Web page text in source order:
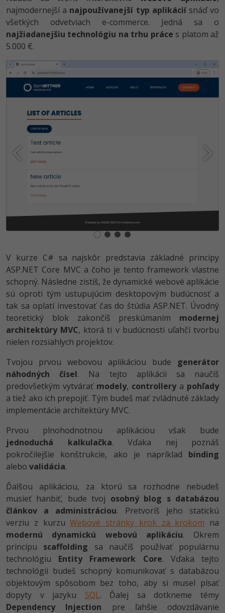
Umelá inteligencia
Pre deti
Fórum
Testovanie softvéru
Marketing
-30%
UX
Copywriting -30%
MS Office -80%
Google Dokumenty
Time management
Fórum
Linux a UNIX
Siete
Kybernetická bezpečnost
Elektronický podpis
Kurzy dizajnu
HTML/CSS
Photoshop
Adobe Lightroom -30%
-15%
Adobe InDesign -25%
Adobe After Effects
Blender -80%
Inkscape
Fotografovanie
Video
Ostatné
Fórum
Príbehy absolventov
najmodernejší a najpoužívanejší typ aplikáciísnáď vo
všetkých odvetviach e-commerce. Jedná sa o
najžiadanejšiu technológiu na trhu práce s platom až
5.000 €.
V kurze C# sa najskôr predstavia základné princípy
ASP.NET Core MVC a čoho je tento framework vlastne
schopný. Následne zistíš, že dynamické webové aplikácie
sú oproti tým ustupujúcim desktopovým budúcnosť a
tak sa oplatí investovať čas do štúdia ASP.NET. Úvodný
teoretický blok zakončíš preskúmaním modernej
architektúry MVC, ktorá ti v budúcnosti uľahčí tvorbu
nielen rozsiahlych projektov.
Tvojou prvou webovou aplikáciou bude generátor
náhodných čísel. Na tejto aplikácii sa naučíš
predovšetkým vytvárať modely, controllerya pohľady
a tiež ako ich prepojiť. Tým budeš mať zvládnuté základy
implementácie architektúry MVC.
Prvou plnohodnotnou aplikáciou však bude
jednoduchá kalkulačka. Vďaka nej poznáš
pokročilejšie konštrukcie, ako je napríklad binding
alebo validácia.
Ďalšou aplikáciou, za ktorú sa rozhodne nebudeš
musieť hanbiť, bude tvoj osobný blog s databázou
článkov a administráciou. Pretvoríš jeho statickú
verziu z kurzuWebové stránky krok za krokom na
modernú dynamickú webovú aplikáciu. Okrem
princípu scaffolding sa naučíš používať populárnu
technológiu Entity Framework Core. Vďaka tejto
technológii budeš schopný komunikovať s databázou
objektovým spôsobom bez toho, aby si musel písať
dopyty v jazyku SQL. Ďalej sa dotkneme témy
Dependency Injection pre ľahšie odovzdávanie